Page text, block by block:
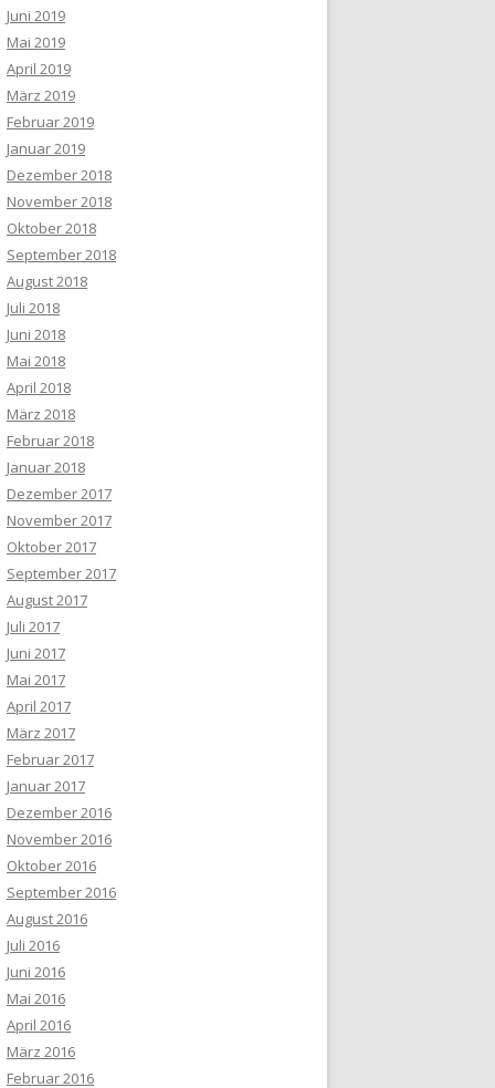
Juni 2019
Mai 2019
April 2019
März 2019
Februar 2019
Januar 2019
Dezember 2018
November 2018
Oktober 2018
September 2018
August 2018
Juli 2018
Juni 2018
Mai 2018
April 2018
März 2018
Februar 2018
Januar 2018
Dezember 2017
November 2017
Oktober 2017
September 2017
August 2017
Juli 2017
Juni 2017
Mai 2017
April 2017
März 2017
Februar 2017
Januar 2017
Dezember 2016
November 2016
Oktober 2016
September 2016
August 2016
Juli 2016
Juni 2016
Mai 2016
April 2016
März 2016
Februar 2016